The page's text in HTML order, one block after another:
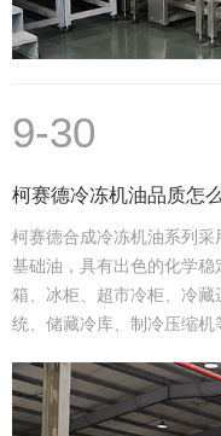
9-30
柯赛德冷冻机油品质怎
柯赛德合成冷冻机油系列
基础油，具有出色的化学
箱、冰柜、超市冷柜、冷
统、储藏冷库、制冷压缩机